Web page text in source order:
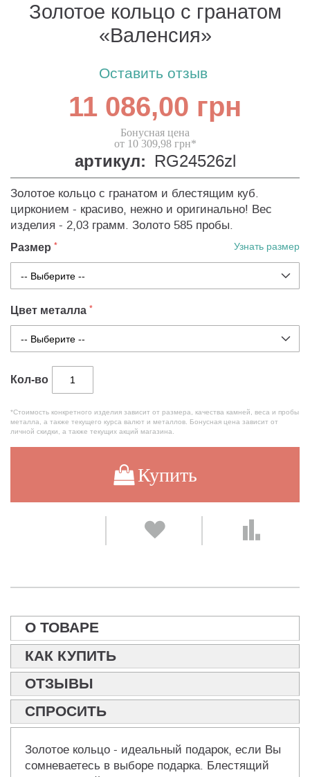
Золотое кольцо с гранатом
«Валенсия»
Оставить отзыв
11 086,00 грн
Бонусная цена
от 10 309,98 грн*
артикул: RG24526zl
Золотое кольцо с гранатом и блестящим куб.
цирконием - красиво, нежно и оригинально! Вес
изделия - 2,03 грамм. Золото 585 пробы.
Размер Узнать размер
Цвет металла
Кол-во
*Стоимость конкретного изделия зависит от размера, качества камней, веса и пробы
металла, а также текущего курса валют и металлов. Бонусная цена зависит от
личной скидки, а также текущих акций магазина.
Купить
О ТОВАРЕ
КАК КУПИТЬ
ОТЗЫВЫ
СПРОСИТЬ
Золотое кольцо - идеальный подарок, если Вы
сомневаетесь в выборе подарка. Блестящий